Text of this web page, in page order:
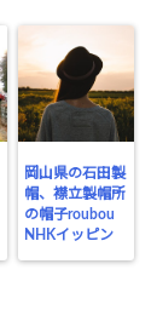
岡山県の石田製
帽、襟立製帽所
の帽子roubou
NHKイッピン